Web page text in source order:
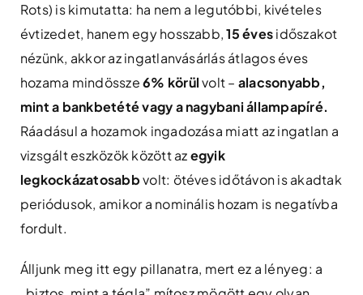
Rots) is kimutatta: ha nem a legutóbbi, kivételes
évtizedet, hanem egy hosszabb,15 évesidőszakot
nézünk, akkor az ingatlanvásárlás átlagos éves
hozama mindössze6% körülvolt – alacsonyabb,
mint a bankbetété vagy a nagybani állampapíré.
Ráadásul a hozamok ingadozása miatt az ingatlan a
vizsgált eszközök között azegyik
legkockázatosabbvolt: ötéves időtávon is akadtak
periódusok, amikor a nominális hozam is negatívba
fordult.
Álljunk meg itt egy pillanatra, mert ez a lényeg: a